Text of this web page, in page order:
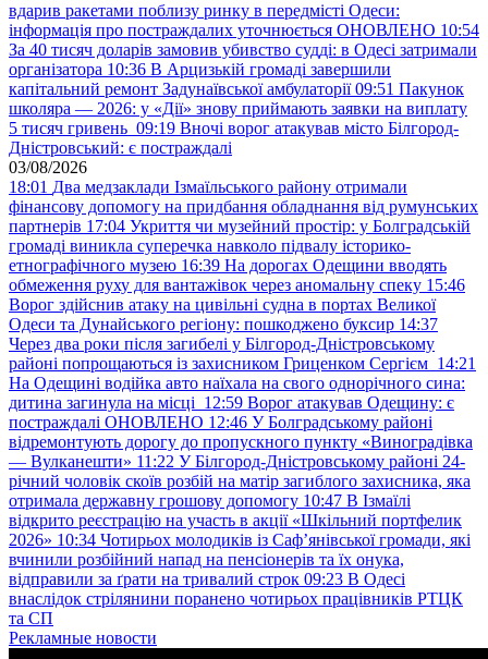
вдарив ракетами поблизу ринку в передмісті Одеси:
інформація про постраждалих уточнюється ОНОВЛЕНО 10:54
За 40 тисяч доларів замовив убивство судді: в Одесі затримали
організатора 10:36 В Арцизькій громаді завершили
капітальний ремонт Задунаївської амбулаторії 09:51 Пакунок
школяра — 2026: у «Дії» знову приймають заявки на виплату
5 тисяч гривень 09:19 Вночі ворог атакував місто Білгород-
Дністровський: є постраждалі
03/08/2026
18:01 Два медзаклади Ізмаїльського району отримали
фінансову допомогу на придбання обладнання від румунських
партнерів 17:04 Укриття чи музейний простір: у Болградській
громаді виникла суперечка навколо підвалу історико-
етнографічного музею 16:39 На дорогах Одещини вводять
обмеження руху для вантажівок через аномальну спеку 15:46
Ворог здійснив атаку на цивільні судна в портах Великої
Одеси та Дунайського регіону: пошкоджено буксир 14:37
Через два роки після загибелі у Білгород-Дністровському
районі попрощаються із захисником Гриценком Сергієм 14:21
На Одещині водійка авто наїхала на свого однорічного сина:
дитина загинула на місці 12:59 Ворог атакував Одещину: є
постраждалі ОНОВЛЕНО 12:46 У Болградському районі
відремонтують дорогу до пропускного пункту «Виноградівка
— Вулканешти» 11:22 У Білгород-Дністровському районі 24-
річний чоловік скоїв розбій на матір загиблого захисника, яка
отримала державну грошову допомогу 10:47 В Ізмаїлі
відкрито реєстрацію на участь в акції «Шкільний портфелик
2026» 10:34 Чотирьох молодиків із Саф’янівської громади, які
вчинили розбійний напад на пенсіонерів та їх онука,
відправили за ґрати на тривалий строк 09:23 В Одесі
внаслідок стрілянини поранено чотирьох працівників РТЦК
та СП
Рекламные новости